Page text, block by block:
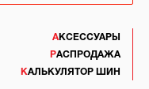
АКСЕССУАРЫ
РАСПРОДАЖА
КАЛЬКУЛЯТОР ШИН